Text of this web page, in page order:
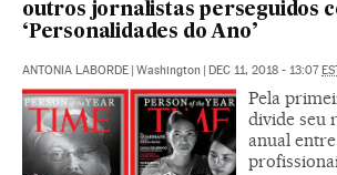
outros jornalistas perseguidos
‘Personalidades do Ano’
ANTONIA LABORDE | Washington | DEC 11, 2018 - 13:07
Pela
divide seu
anual